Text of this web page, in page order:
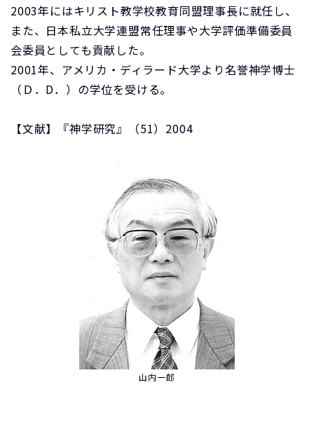
2003年にはキリスト教学校教育同盟理事長に就任し、
また、日本私立大学連盟常任理事や大学評価準備委員
会委員としても貢献した。
2001年、アメリカ・ディラード大学より名誉神学博士
（Ｄ．D．）の学位を受ける。
【文献】『神学研究』（51）2004
山内一郎